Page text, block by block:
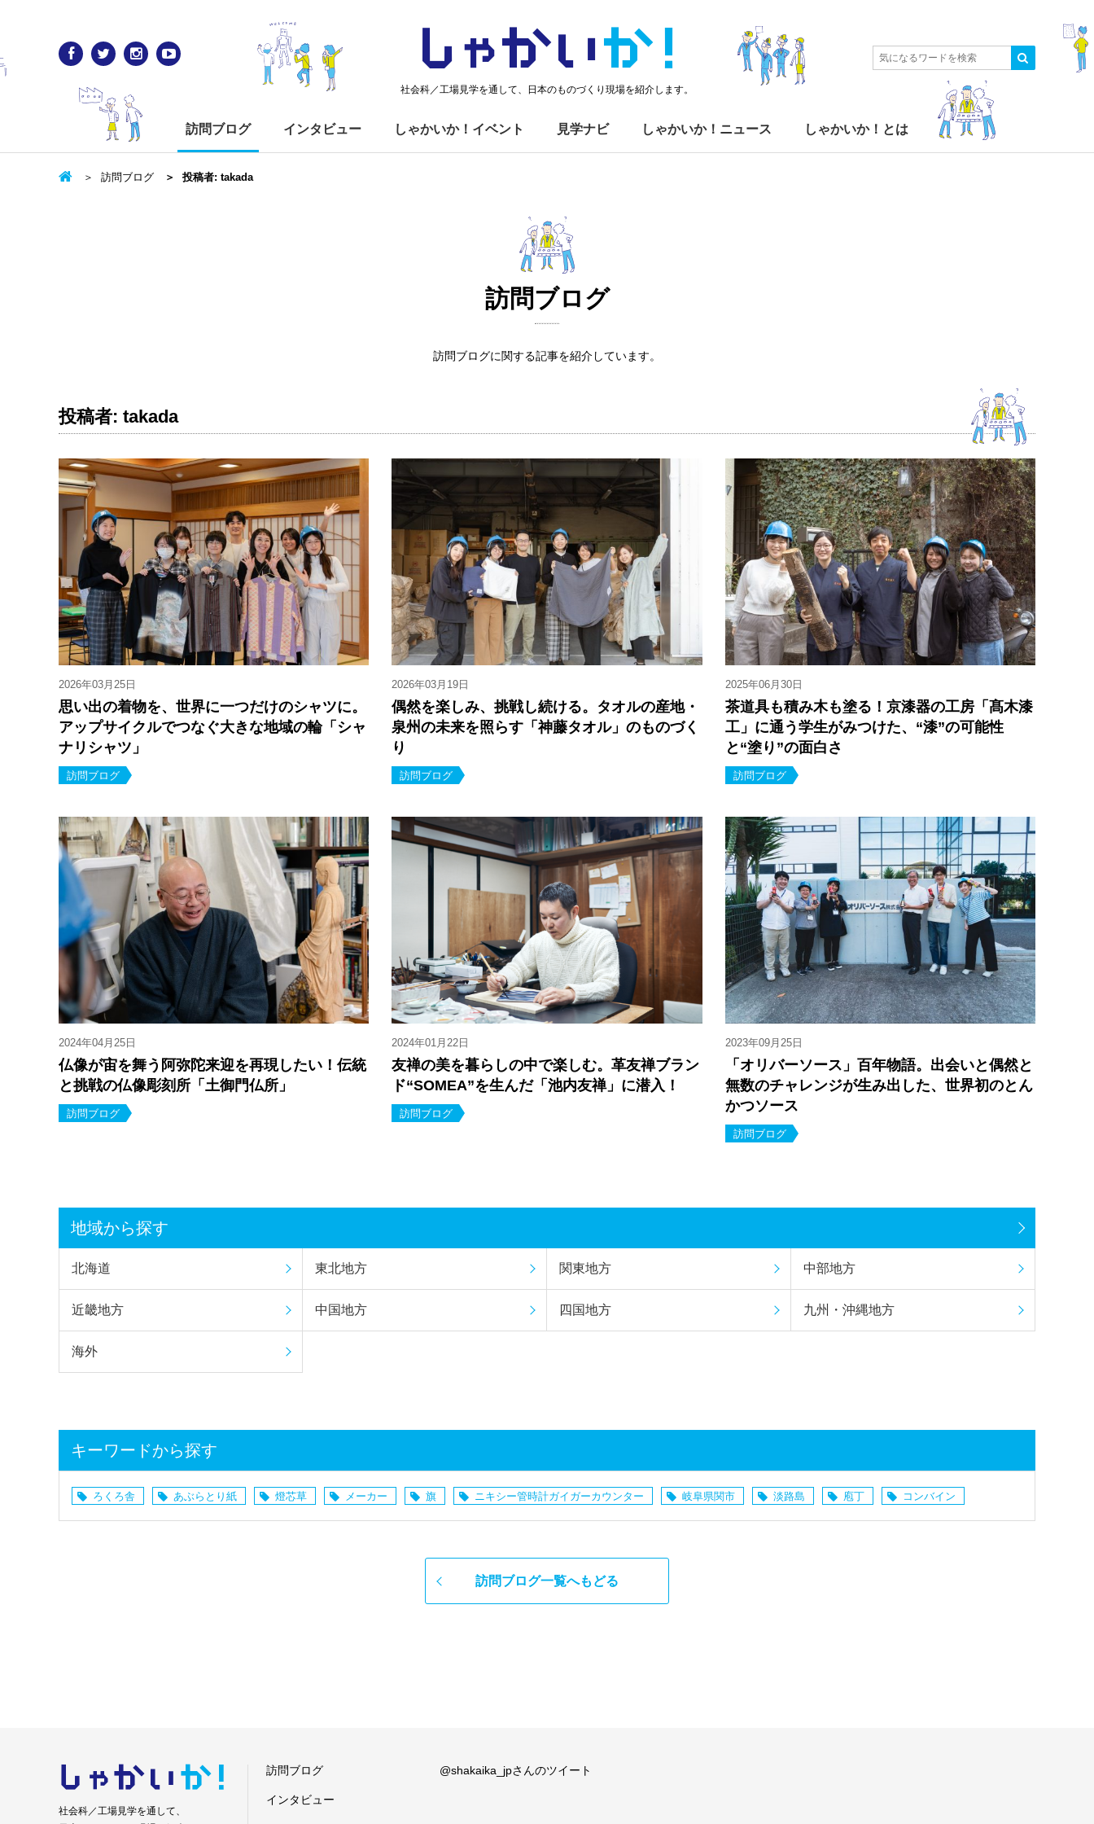
しゃかいか！
社会科／工場見学を通して、日本のものづくり現場を紹介します。
訪問ブログ インタビュー しゃかいか！イベント 見学ナビ しゃかいか！ニュース しゃかいか！とは
訪問ブログ 投稿者: takada
訪問ブログ
訪問ブログに関する記事を紹介しています。
投稿者: takada
2026年03月25日
思い出の着物を、世界に一つだけのシャツに。
アップサイクルでつなぐ大きな地域の輪「シャ
ナリシャツ」
訪問ブログ
2026年03月19日
偶然を楽しみ、挑戦し続ける。タオルの産地・
泉州の未来を照らす「神藤タオル」のものづく
り
訪問ブログ
2025年06月30日
茶道具も積み木も塗る！京漆器の工房「髙木漆
工」に通う学生がみつけた、“漆”の可能性
と“塗り”の面白さ
訪問ブログ
2024年04月25日
仏像が宙を舞う阿弥陀来迎を再現したい！伝統
と挑戦の仏像彫刻所「土御門仏所」
訪問ブログ
2024年01月22日
友禅の美を暮らしの中で楽しむ。革友禅ブラン
ド“SOMEA”を生んだ「池内友禅」に潜入！
訪問ブログ
2023年09月25日
「オリバーソース」百年物語。出会いと偶然と
無数のチャレンジが生み出した、世界初のとん
かつソース
訪問ブログ
地域から探す
北海道 東北地方 関東地方 中部地方
近畿地方 中国地方 四国地方 九州・沖縄地方
海外
キーワードから探す
ろくろ舎 あぶらとり紙 燈芯草 メーカー 旗 ニキシー管時計ガイガーカウンター 岐阜県関市 淡路島 庖丁 コンバイン
訪問ブログ一覧へもどる
しゃかい か！
社会科／工場見学を通して、
訪問ブログ
インタビュー
@shakaika_jpさんのツイート